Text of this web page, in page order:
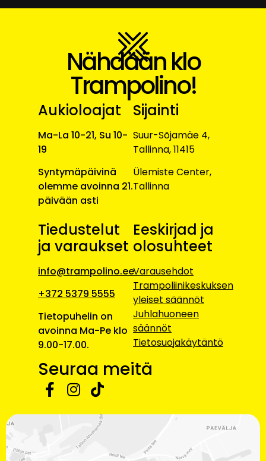
Nähdään klo
Trampolino!
Aukioloajat
Ma-La 10-21, Su 10-
19
Syntymäpäivinä
olemme avoinna 21.
päivään asti
Sijainti
Suur-Sõjamäe 4,
Tallinna, 11415
Ülemiste Center,
Tallinna
Tiedustelut
ja varaukset
info@trampolino.ee
+372 5379 5555
Tietopuhelin on
avoinna Ma-Pe klo
9.00-17.00.
Eeskirjad ja
olosuhteet
Varausehdot
Trampoliinikeskuksen
yleiset säännöt
Juhlahuoneen
säännöt
Tietosuojakäytäntö
Seuraa meitä